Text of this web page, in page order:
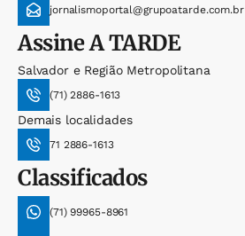
jornalismoportal@grupoatarde.com.br
AssineA TARDE
Salvador e Região Metropolitana
(71) 2886-1613
Demais localidades
71 2886-1613
Classificados
(71) 99965-8961